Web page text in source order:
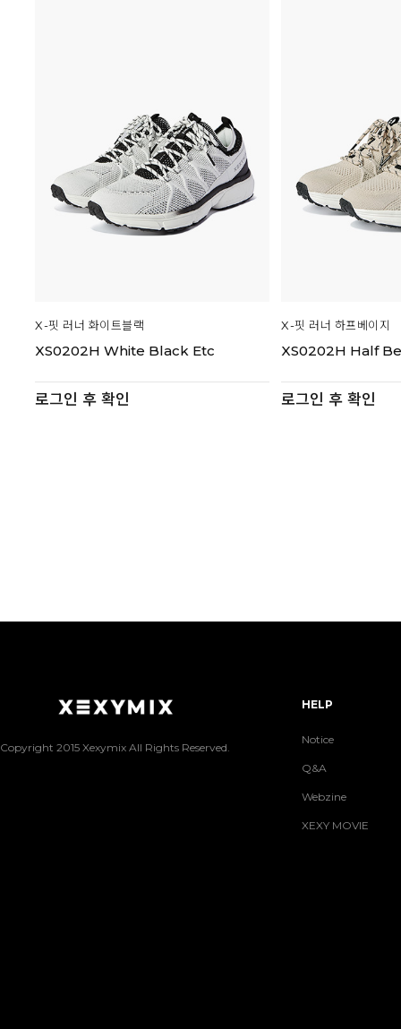
X-핏 러너 화이트블랙
XS0202H White Black Etc
로그인 후 확인
X-핏 러너 하프베이지
XS0202H Half
로그인 후 확인
Copyright 2015 Xexymix All Rights Reserved.
HELP
Notice
Q&A
Webzine
XEXY MOVIE